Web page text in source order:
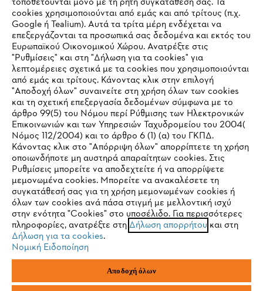
Εταιρεία
STIHL Συχνές ερωτήσεις
Service
Πολιτική απορρήτου Νομικό κείμενο Cookies
Νομικές πληροφορίες
ANDREAS STIHL ΜΟΝΟΠΡΟΣΩΠΗ Α.Ε.
ΑΓ. ΑΝΔΡΕΟΥ 51 ΠΑΛΛΟΥΡΙΩΤΙΣΣΑ
1041 ΛΕΥΚΩΣΙΑ
IHR BROWSER WIRD NICHT
UNTERSTÜTZT
Sie nutzen einen Browser, den wir noch nicht unterstützen. Für
eine optimale Nutzung unserer Seite empfehlen wir Ihnen, zu
einem der folgenden Browser zu wechseln:
Firefox Chrome
cookies χρησιμοποιούνται από εμάς και από τρίτους (π.χ.
Google ή Tealium). Αυτά τα τρίτα μέρη ενδέχεται να
επεξεργάζονται τα προσωπικά σας δεδομένα και εκτός του
Ευρωπαϊκού Οικονομικού Χώρου. Ανατρέξτε στις
"Ρυθμίσεις" και στη "Δήλωση για τα cookies" για
λεπτομέρειες σχετικά με τα cookies που χρησιμοποιούνται
από εμάς και τρίτους. Κάνοντας κλικ στην επιλογή
"Αποδοχή όλων" συναινείτε στη χρήση όλων των cookies
και τη σχετική επεξεργασία δεδομένων σύμφωνα με το
άρθρο 99(5) του Νόμου περί Ρύθμισης των Ηλεκτρονικών
Επικοινωνιών και των Υπηρεσιών Ταχυδρομείου του 2004(
Νόμος 112/2004) και το άρθρο 6 (1) (α) του ΓΚΠΔ.
Κάνοντας κλικ στο "Απόρριψη όλων" απορρίπτετε τη χρήση
οποιωνδήποτε μη αυστηρά απαραίτητων cookies. Στις
Ρυθμίσεις μπορείτε να αποδεχτείτε ή να απορρίψετε
μεμονωμένα cookies. Μπορείτε να ανακαλέσετε τη
συγκατάθεσή σας για τη χρήση μεμονωμένων cookies ή
όλων των cookies ανά πάσα στιγμή με μελλοντική ισχύ
στην ενότητα "Cookies" στο υποσέλιδο. Για περισσότερες
πληροφορίες, ανατρέξτε στηΔήλωση απορρήτου και στη
Δήλωση για τα cookies.
Νομική Ειδοποίηση
Αποδοχή όλων